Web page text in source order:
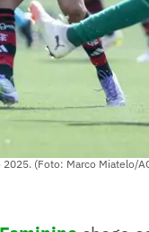
(Foto: Marco Miatelo/